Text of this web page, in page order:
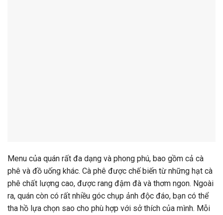
Menu của quán rất đa dạng và phong phú, bao gồm cả cà
phê và đồ uống khác. Cà phê được chế biến từ những hạt cà
phê chất lượng cao, được rang đậm đà và thơm ngon. Ngoài
ra, quán còn có rất nhiều góc chụp ảnh độc đáo, bạn có thể
tha hồ lựa chọn sao cho phù hợp với sở thích của mình. Mỗi